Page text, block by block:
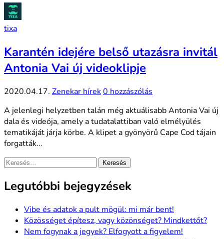
tixa
Karantén idejére belső utazásra invitál
Antonia Vai új videoklipje
2020.04.17. Zenekar hírek0 hozzászólás
A jelenlegi helyzetben talán még aktuálisabb Antonia Vai új
dala és videója, amely a tudatalattiban való elmélyülés
tematikáját járja körbe. A klipet a gyönyörű Cape Cod tájain
forgatták...
Keresés:
Legutóbbi bejegyzések
Vibe és adatok a pult mögül: mi már bent!
Közösséget építesz, vagy közönséget? Mindkettőt?
Nem fogynak a jegyek? Elfogyott a figyelem!